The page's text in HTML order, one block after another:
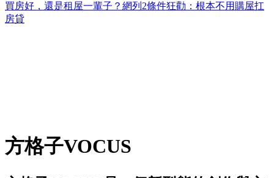
買房好，還是租屋一輩子？網列2條件狂勸：根本不用購屋扛
房貸
方格子VOCUS